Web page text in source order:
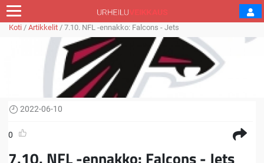
Koti / Artikkelit / 7.10. NFL -ennakko: Falcons - Jets
2022-06-10
0